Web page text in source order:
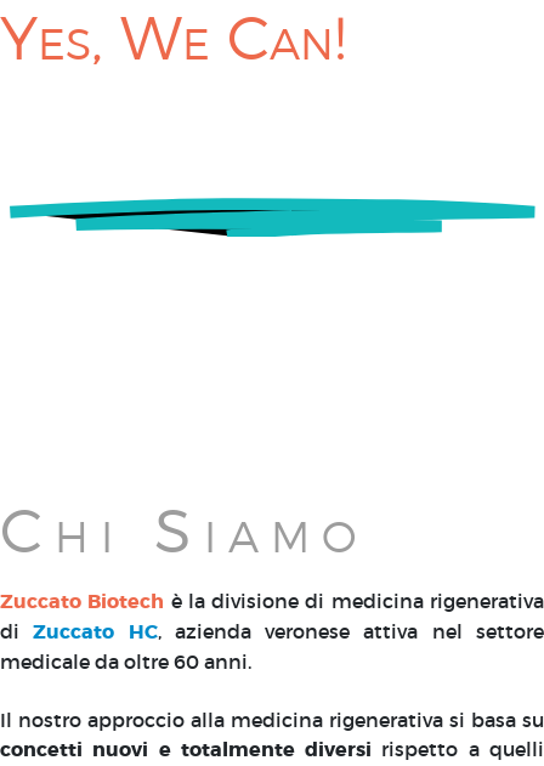
Yes, We Can!
Chi Siamo
Zuccato Biotech è la divisione di medicina rigenerativa
diZuccato HC, azienda veronese attiva nel settore
medicale da oltre 60 anni.
Il nostro approccio alla medicina rigenerativa si basa su
concetti nuovi e totalmente diversi rispetto a quelli